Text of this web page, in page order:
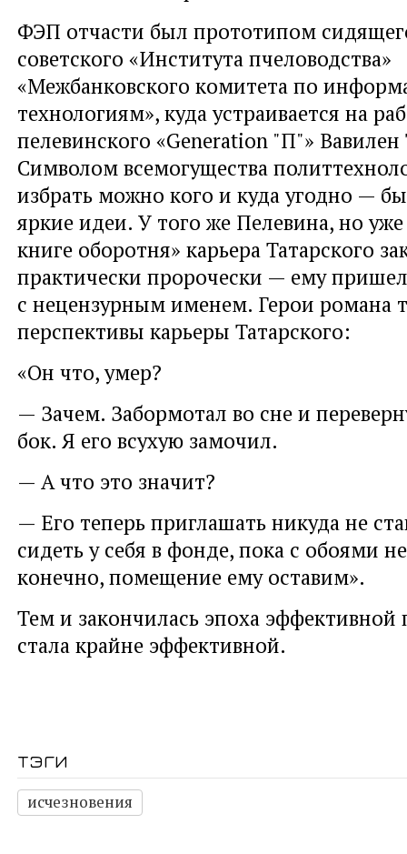
ФЭП отчасти был прототипом
советского «Института пчеловодства»
«Межбанковского комитета по
технологиям», куда устраивается на
пелевинского «Generation "П"» Вавилен
Символом всемогущества
избрать можно кого и куда угодно —
яркие идеи. У того же Пелевина, но
книге оборотня» карьера Татарского
практически пророчески — ему
с нецензурным именем. Герои романа
перспективы карьеры Татарского:
«Он что, умер?
— Зачем. Забормотал во сне и
бок. Я его всухую замочил.
— А что это значит?
— Его теперь приглашать никуда не
сидеть у себя в фонде, пока с обоями
конечно, помещение ему оставим».
Тем и закончилась эпоха
стала крайне эффективной.
тэги
исчезновения